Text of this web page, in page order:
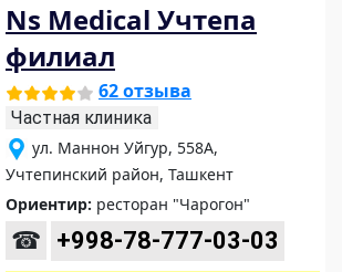
Ns Medical Учтепа
филиал
62 отзыва
Частная клиника
ул. Маннон Уйгур, 558А,
Учтепинский район, Ташкент
Ориентир: ресторан "Чарогон"
☎ +998-78-777-03-03